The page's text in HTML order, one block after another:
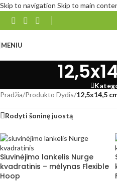
Skip to navigation Skip to main
MENIU
Pradžia/Produkto Dydis/12,5x14,5
Rodyti šoninę juostą
Siuvinėjimo lankelis Nurge
kvadratinis – mėlynas Flexible
Hoop